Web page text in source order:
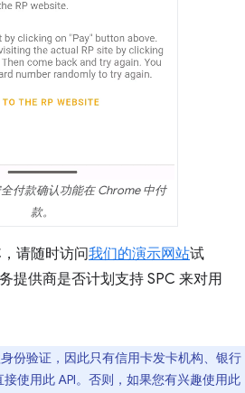
付款确认功能在 Chrome 中付
款。
请随时访问我们的演示网站试
提供商是否计划支持 SPC 来对用
身份验证，因此只有信用卡发卡机构、银行
使用此 API。否则，如果您有兴趣使用此